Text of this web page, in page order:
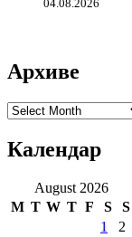
04.08.2026
Архиве
Архиве
Календар
August 2026
M T W T F S
S
1
2